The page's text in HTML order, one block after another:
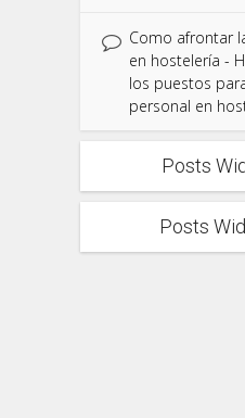
Como afrontar
en hostelería -
los puestos
personal en
Posts
Posts